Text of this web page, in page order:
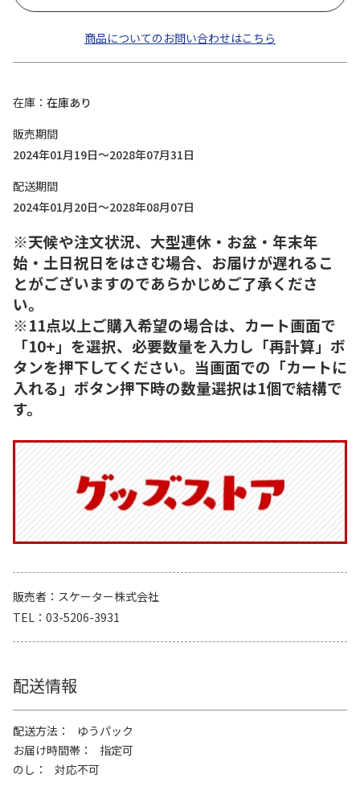
商品についてのお問い合わせはこちら
在庫
在庫あり
販売期間
2024年01月19日～2028年07月31日
配送期間
2024年01月20日～2028年08月07日
※天候や注文状況、大型連休・お盆・年末年
始・土日祝日をはさむ場合、お届けが遅れるこ
とがございますのであらかじめご了承くださ
い。
※11点以上ご購入希望の場合は、カート画面で
「10+」を選択、必要数量を入力し「再計算」ボ
タンを押下してください。当画面での「カートに
入れる」ボタン押下時の数量選択は1個で結構で
す。
販売者
スケーター株式会社
TEL
03-5206-3931
配送情報
配送方法
ゆうパック
お届け時間帯
指定可
のし
対応不可